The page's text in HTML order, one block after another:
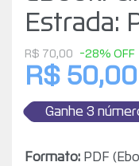
Estrada:
R$ 70,00 -28% OFF
R$ 50,00
Ganhe 3
Formato: PDF